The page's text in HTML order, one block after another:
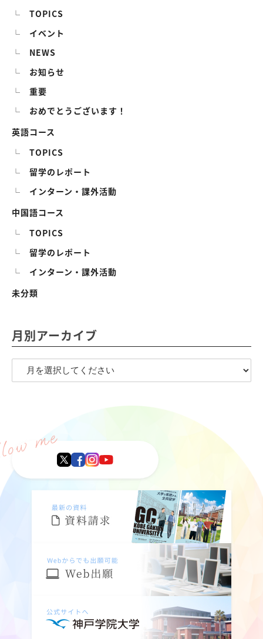
TOPICS
イベント
NEWS
お知らせ
重要
おめでとうございます！
英語コース
TOPICS
留学のレポート
インターン・課外活動
中国語コース
TOPICS
留学のレポート
インターン・課外活動
未分類
月別アーカイブ